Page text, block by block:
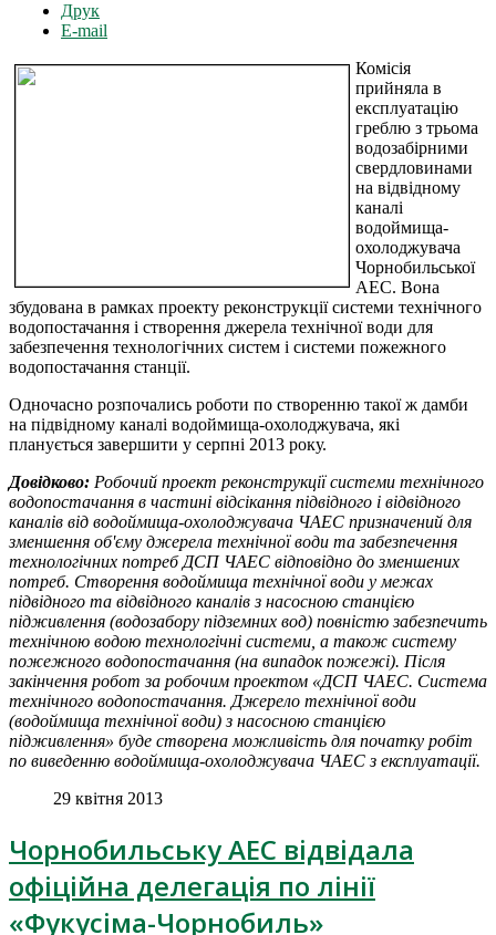
Друк
E-mail
Комісія
прийняла в
експлуатацію
греблю з трьома
водозабірними
свердловинами
на відвідному
каналі
водоймища-
охолоджувача
Чорнобильської
АЕС. Вона
збудована в рамках проекту реконструкції системи технічного
водопостачання і створення джерела технічної води для
забезпечення технологічних систем і системи пожежного
водопостачання станції.
Одночасно розпочались роботи по створенню такої ж дамби
на підвідному каналі водоймища-охолоджувача, які
планується завершити у серпні 2013 року.
Довідково: Робочий проект реконструкції системи технічного
водопостачання в частині відсікання підвідного і відвідного
каналів від водоймища-охолоджувача ЧАЕС призначений для
зменшення об'єму джерела технічної води та забезпечення
технологічних потреб ДСП ЧАЕС відповідно до зменшених
потреб. Створення водоймища технічної води у межах
підвідного та відвідного каналів з насосною станцією
підживлення (водозабору підземних вод) повністю забезпечить
технічною водою технологічні системи, а також систему
пожежного водопостачання (на випадок пожежі). Після
закінчення робот за робочим проектом «ДСП ЧАЕС. Система
технічного водопостачання. Джерело технічної води
(водоймища технічної води) з насосною станцією
підживлення» буде створена можливість для початку робіт
по виведенню водоймища-охолоджувача ЧАЕС з експлуатації.
29 квітня 2013
Чорнобильську АЕС відвідала
офіційна делегація по лінії
«Фукусіма-Чорнобиль»